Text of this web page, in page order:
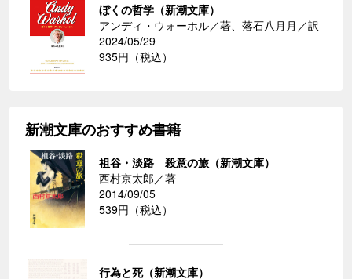
ぼくの哲学（新潮文庫）
アンディ・ウォーホル／著、落石八月月／訳
2024/05/29
935円（税込）
新潮文庫のおすすめ書籍
祖谷・淡路 殺意の旅（新潮文庫）
西村京太郎／著
2014/09/05
539円（税込）
行為と死（新潮文庫）